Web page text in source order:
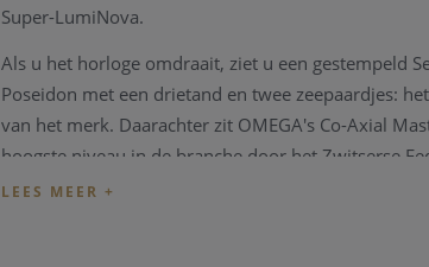
Super-LumiNova.
Als u het horloge omdraait, ziet u een gestempeld
Poseidon met een drietand en twee zeepaardjes:
van het merk. Daarachter zit OMEGA's Co-Axial
hoogste niveau in de branche door het Zwitserse